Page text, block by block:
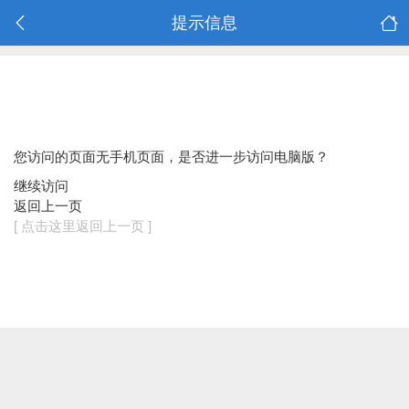
提示信息
您访问的页面无手机页面，是否进一步访问电脑版？
继续访问
返回上一页
[ 点击这里返回上一页 ]